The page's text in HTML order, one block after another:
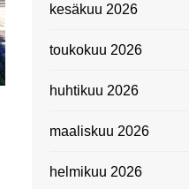
kesäkuu 2026
toukokuu 2026
huhtikuu 2026
maaliskuu 2026
helmikuu 2026